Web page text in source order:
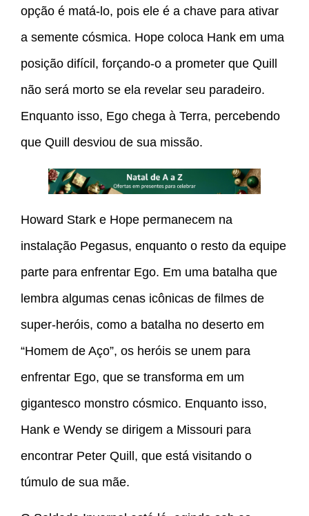
opção é matá-lo, pois ele é a chave para ativar
a semente cósmica. Hope coloca Hank em uma
posição difícil, forçando-o a prometer que Quill
não será morto se ela revelar seu paradeiro.
Enquanto isso, Ego chega à Terra, percebendo
que Quill desviou de sua missão.
Howard Stark e Hope permanecem na
instalação Pegasus, enquanto o resto da equipe
parte para enfrentar Ego. Em uma batalha que
lembra algumas cenas icônicas de filmes de
super-heróis, como a batalha no deserto em
“Homem de Aço”, os heróis se unem para
enfrentar Ego, que se transforma em um
gigantesco monstro cósmico. Enquanto isso,
Hank e Wendy se dirigem a Missouri para
encontrar Peter Quill, que está visitando o
túmulo de sua mãe.